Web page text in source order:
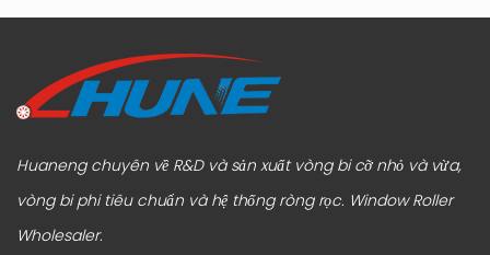
hàng ngày, đặc biệt là về khả năng di chuyển, độ ổn định và
sự thoải mái lâu dài. Trong sự t...
Huaneng chuyên về R&D và sản xuất vòng bi cỡ nhỏ và vừa,
vòng bi phi tiêu chuẩn và hệ thống ròng rọc. Window Roller
Wholesaler.